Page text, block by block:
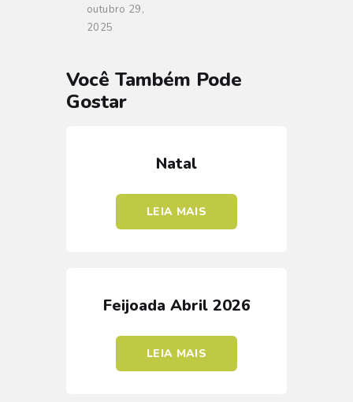
outubro 29,
2025
Você Também Pode
Gostar
Natal
LEIA MAIS
Feijoada Abril 2026
LEIA MAIS